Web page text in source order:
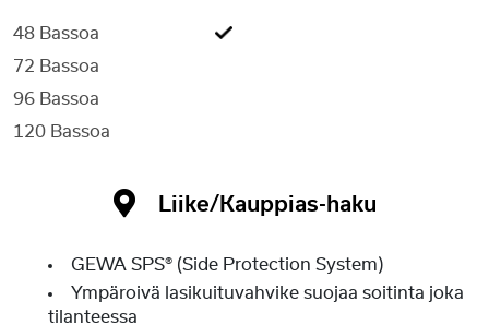
48 Bassoa
72 Bassoa
96 Bassoa
120 Bassoa
Liike/Kauppias-haku
GEWA SPS® (Side Protection System)
Ympäroivä lasikuituvahvike suojaa soitinta joka
tilanteessa